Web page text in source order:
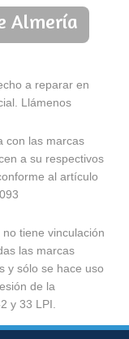
Almería
a reparar en
Llámenos
con las marcas
a su respectivos
al artículo
tiene vinculación
las marcas
y sólo se hace uso
de la
y 33 LPI.